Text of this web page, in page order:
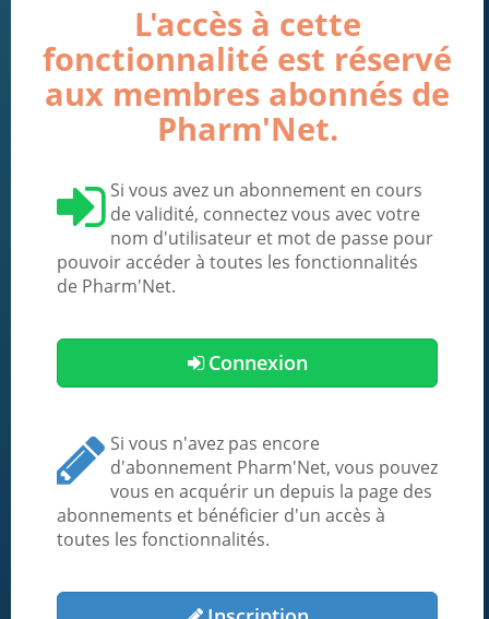
L'accès à cette
fonctionnalité est réservé
aux membres abonnés de
Pharm'Net.
Si vous avez un abonnement en cours
de validité, connectez vous avec votre
nom d'utilisateur et mot de passe pour
pouvoir accéder à toutes les fonctionnalités
de Pharm'Net.
Connexion
Si vous n'avez pas encore
d'abonnement Pharm'Net, vous pouvez
vous en acquérir un depuis la page des
abonnements et bénéficier d'un accès à
toutes les fonctionnalités.